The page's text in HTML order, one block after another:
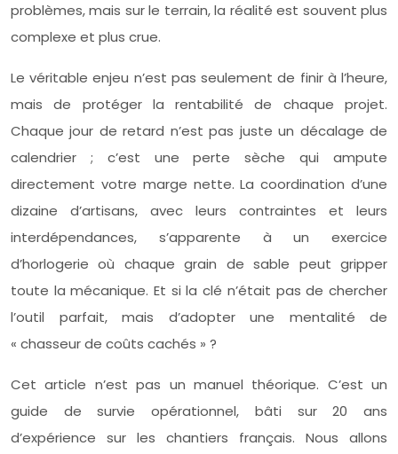
problèmes, mais sur le terrain, la réalité est souvent plus
complexe et plus crue.
Le véritable enjeu n’est pas seulement de finir à l’heure,
mais de protéger la rentabilité de chaque projet.
Chaque jour de retard n’est pas juste un décalage de
calendrier ; c’est une perte sèche qui ampute
directement votre marge nette. La coordination d’une
dizaine d’artisans, avec leurs contraintes et leurs
interdépendances, s’apparente à un exercice
d’horlogerie où chaque grain de sable peut gripper
toute la mécanique. Et si la clé n’était pas de chercher
l’outil parfait, mais d’adopter une mentalité de
« chasseur de coûts cachés » ?
Cet article n’est pas un manuel théorique. C’est un
guide de survie opérationnel, bâti sur 20 ans
d’expérience sur les chantiers français. Nous allons